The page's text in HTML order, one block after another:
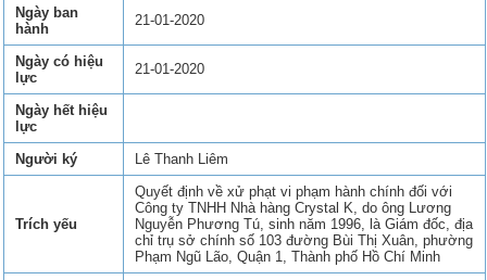
Ngày ban
hành
21-01-2020
Ngày có hiệu
lực
21-01-2020
Ngày hết hiệu
lực
Người ký
Lê Thanh Liêm
Trích yếu
Quyết định về xử phạt vi phạm hành chính đối với
Công ty TNHH Nhà hàng Crystal K, do ông Lương
Nguyễn Phương Tú, sinh năm 1996, là Giám đốc, địa
chỉ trụ sở chính số 103 đường Bùi Thị Xuân, phường
Phạm Ngũ Lão, Quận 1, Thành phố Hồ Chí Minh